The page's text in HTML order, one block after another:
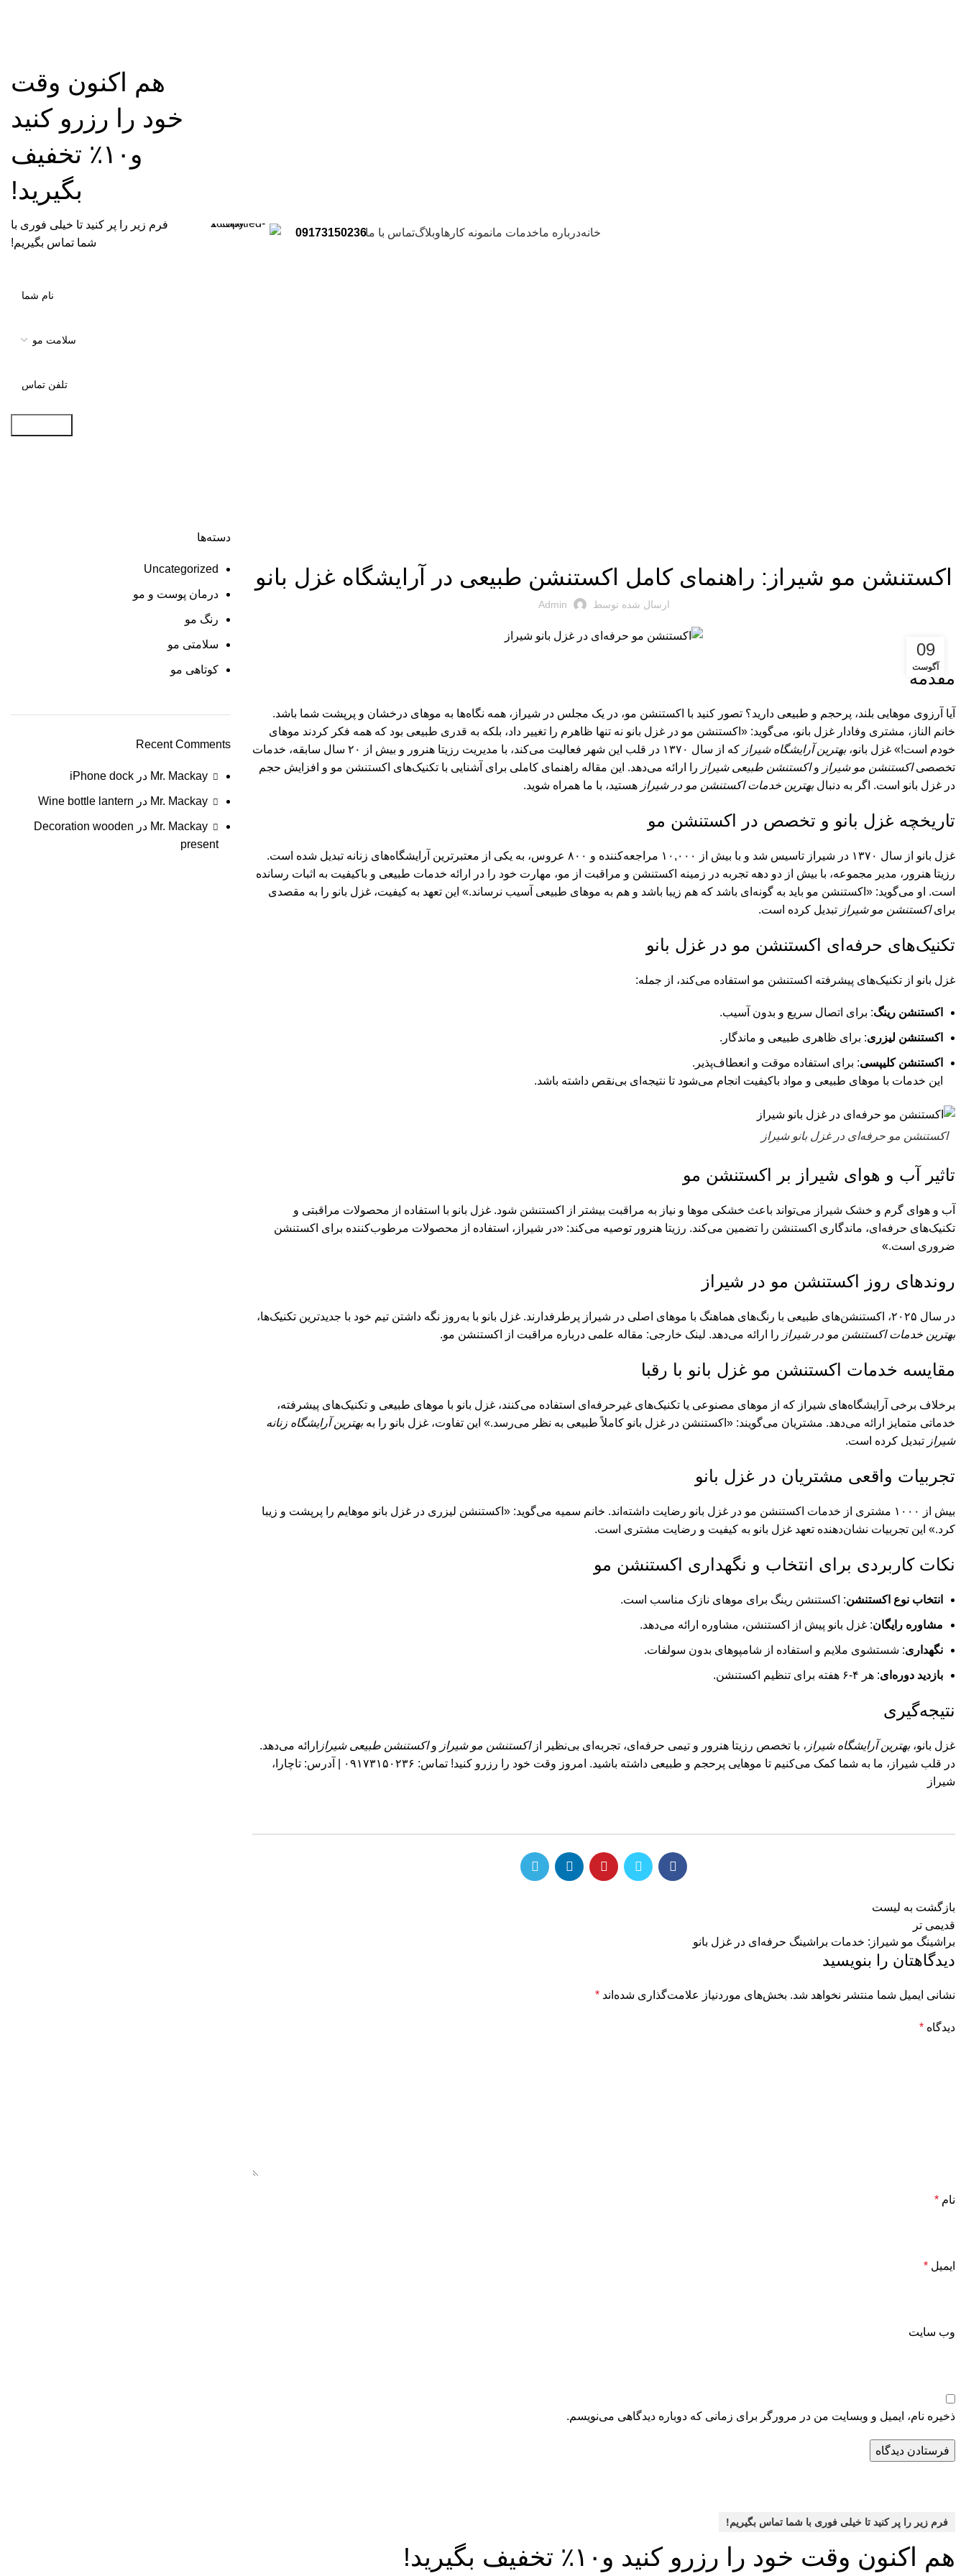
خانهدرباره ماخدمات مانمونه کارهاوبلاگتماس با ما09173150236
هم اکنون وقت
خود را رزرو کنید
و۱۰٪ تخفیف
بگیرید!
فرم زیر را پر کنید تا خیلی فوری با
شما تماس بگیریم!
اکستنشن مو شیراز: راهنمای کامل اکستنشن طبیعی در آرایشگاه غزل بانو
ارسال شده توسط Admin
09
آگوست
مقدمه
آیا آرزوی موهایی بلند، پرحجم و طبیعی دارید؟ تصور کنید با اکستنشن مو، در یک مجلس در شیراز، همه نگاه‌ها به موهای درخشان و پرپشت شما باشد.
خانم الناز، مشتری وفادار غزل بانو، می‌گوید: «اکستنشن مو در غزل بانو نه تنها ظاهرم را تغییر داد، بلکه به قدری طبیعی بود که همه فکر کردند موهای
خودم است!» غزل بانو،بهترین آرایشگاه شیراز
که از سال ۱۳۷۰ در قلب این شهر فعالیت می‌کند، با مدیریت رزیتا هنرور و بیش از ۲۰ سال سابقه، خدمات
تخصصیاکستنشن مو شیراز واکستنشن طبیعی شیراز را ارائه می‌دهد. این مقاله راهنمای کاملی برای آشنایی با تکنیک‌های اکستنشن مو و افزایش حجم
در غزل بانو است. اگر به دنبالبهترین خدمات اکستنشن مو در شیراز هستید، با ما همراه شوید.
تاریخچه غزل بانو و تخصص در اکستنشن مو
غزل بانو از سال ۱۳۷۰ در شیراز تاسیس شد و با بیش از ۱۰,۰۰۰ مراجعه‌کننده و ۸۰۰ عروس، به یکی از معتبرترین آرایشگاه‌های زنانه تبدیل شده است.
رزیتا هنرور، مدیر مجموعه، با بیش از دو دهه تجربه در زمینه اکستنشن و مراقبت از مو، مهارت خود را در ارائه خدمات طبیعی و باکیفیت به اثبات رسانده
است. او می‌گوید: «اکستنشن مو باید به گونه‌ای باشد که هم زیبا باشد و هم به موهای طبیعی آسیب نرساند.» این تعهد به کیفیت، غزل بانو را به مقصدی
برایاکستنشن مو شیراز تبدیل کرده است.
تکنیک‌های حرفه‌ای اکستنشن مو در غزل بانو
غزل بانو از تکنیک‌های پیشرفته اکستنشن مو استفاده می‌کند، از جمله:
اکستنشن رینگ: برای اتصال سریع و بدون آسیب.
اکستنشن لیزری: برای ظاهری طبیعی و ماندگار.
اکستنشن کلیپسی: برای استفاده موقت و انعطاف‌پذیر.
این خدمات با موهای طبیعی و مواد باکیفیت انجام می‌شود تا نتیجه‌ای بی‌نقص داشته باشد.
اکستنشن مو حرفه‌ای در غزل بانو شیراز
تاثیر آب و هوای شیراز بر اکستنشن مو
آب و هوای گرم و خشک شیراز می‌تواند باعث خشکی موها و نیاز به مراقبت بیشتر از اکستنشن شود. غزل بانو با استفاده از محصولات مراقبتی و
تکنیک‌های حرفه‌ای، ماندگاری اکستنشن را تضمین می‌کند. رزیتا هنرور توصیه می‌کند: «در شیراز، استفاده از محصولات مرطوب‌کننده برای اکستنشن
ضروری است.»
روندهای روز اکستنشن مو در شیراز
در سال ۲۰۲۵، اکستنشن‌های طبیعی با رنگ‌های هماهنگ با موهای اصلی در شیراز پرطرفدارند. غزل بانو با به‌روز نگه داشتن تیم خود با جدیدترین تکنیک‌ها،
بهترین خدمات اکستنشن مو در شیراز را ارائه می‌دهد. لینک خارجی: مقاله علمی درباره مراقبت از اکستنشن مو.
مقایسه خدمات اکستنشن مو غزل بانو با رقبا
برخلاف برخی آرایشگاه‌های شیراز که از موهای مصنوعی یا تکنیک‌های غیرحرفه‌ای استفاده می‌کنند، غزل بانو با موهای طبیعی و تکنیک‌های پیشرفته،
خدماتی متمایز ارائه می‌دهد. مشتریان می‌گویند: «اکستنشن در غزل بانو کاملاً طبیعی به نظر می‌رسد.» این تفاوت، غزل بانو را بهبهترین آرایشگاه زنانه
شیراز تبدیل کرده است.
تجربیات واقعی مشتریان در غزل بانو
بیش از ۱۰۰۰ مشتری از خدمات اکستنشن مو در غزل بانو رضایت داشته‌اند. خانم سمیه می‌گوید: «اکستنشن لیزری در غزل بانو موهایم را پرپشت و زیبا
کرد.» این تجربیات نشان‌دهنده تعهد غزل بانو به کیفیت و رضایت مشتری است.
نکات کاربردی برای انتخاب و نگهداری اکستنشن مو
انتخاب نوع اکستنشن: اکستنشن رینگ برای موهای نازک مناسب است.
مشاوره رایگان: غزل بانو پیش از اکستنشن، مشاوره ارائه می‌دهد.
نگهداری: شستشوی ملایم و استفاده از شامپوهای بدون سولفات.
بازدید دوره‌ای: هر ۴-۶ هفته برای تنظیم اکستنشن.
نتیجه‌گیری
غزل بانو،بهترین آرایشگاه شیراز ، با تخصص رزیتا هنرور و تیمی حرفه‌ای، تجربه‌ای بی‌نظیر ازاکستنشن مو شیراز واکستنشن طبیعی شیراز ارائه می‌دهد.
در قلب شیراز، ما به شما کمک می‌کنیم تا موهایی پرحجم و طبیعی داشته باشید. امروز وقت خود را رزرو کنید! تماس: ۰۹۱۷۳۱۵۰۲۳۶ | آدرس: تاچارا،
شیراز
بازگشت به لیست
قدیمی تر
براشینگ مو شیراز: خدمات براشینگ حرفه‌ای در غزل بانو
دیدگاهتان را بنویسید
نشانی ایمیل شما منتشر نخواهد شد. بخش‌های موردنیاز علامت‌گذاری شده‌اند *
دیدگاه *
نام *
ایمیل *
وب‌ سایت
ذخیره نام، ایمیل و وبسایت من در مرورگر برای زمانی که دوباره دیدگاهی می‌نویسم.
دسته‌ها
Uncategorized
درمان‌ پوست و مو
رنگ مو
سلامتی مو
کوتاهی مو
Recent Comments
Mr. Mackay در iPhone dock
Mr. Mackay در Wine bottle lantern
Mr. Mackay در Decoration wooden
present
فرم زیر را پر کنید تا خیلی فوری با شما تماس بگیریم!
هم اکنون وقت خود را رزرو کنید و۱۰٪ تخفیف بگیرید!